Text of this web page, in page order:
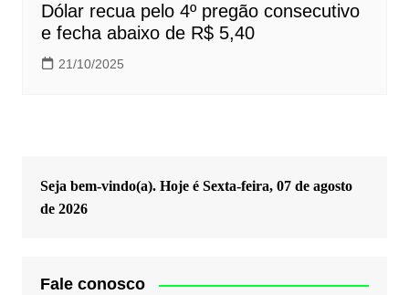
Dólar recua pelo 4º pregão consecutivo
e fecha abaixo de R$ 5,40
21/10/2025
Seja bem-vindo(a). Hoje é Sexta-feira, 07 de agosto
de 2026
Fale conosco